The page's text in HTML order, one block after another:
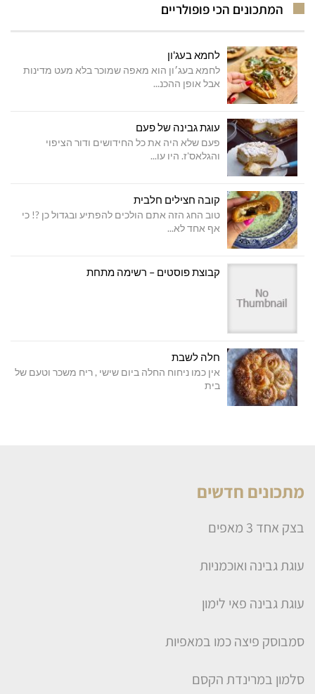
המתכונים הכי פופולריים
לחמא בעג'ון
לחמא בעג׳ון הוא מאפה שמוכר בלא מעט מדינות
אבל אופן ההכנ...
עוגת גבינה של פעם
פעם שלא היה את כל החידושים ודור הציפוי
והגלאס'ז. היו עו...
קובה חצילים חלבית
טוב החג הזה אתם הולכים להפתיע ובגדול כן ?! כי
אף אחד לא...
קבוצת פוסטים – רשימה מתחת
חלה לשבת
אין כמו ניחוח החלה ביום שישי , ריח משכר וטעם של
בית
מתכונים חדשים
בצק אחד 3 מאפים
עוגת גבינה ואוכמניות
עוגת גבינה פאי לימון
סמבוסק פיצה כמו במאפיות
סלמון במרינדת הקסם